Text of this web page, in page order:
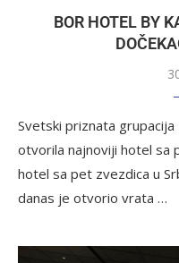
BOR HOTEL BY
Svetski priznata
otvorila najnoviji hotel sa
hotel sa pet zvezdica u
danas je otvorio vrata …